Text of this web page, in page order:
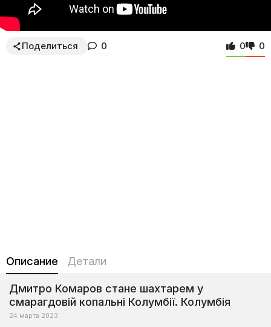
Поделиться 0 0 0
Описание Детали
Дмитро Комаров стане шахтарем у
смарагдовій копальні Колумбії. Колумбія
24 марта 2023